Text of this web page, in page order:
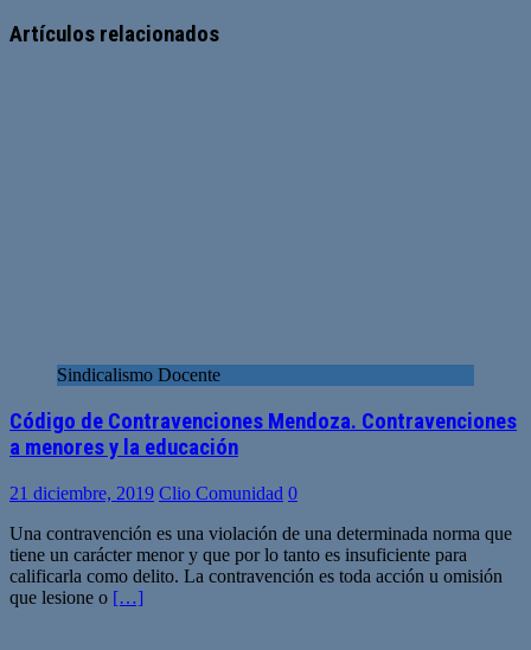
web
Artículos relacionados
Sindicalismo Docente
Código de Contravenciones Mendoza. Contravenciones
a menores y la educación
21 diciembre, 2019 Clio Comunidad 0
Una contravención es una violación de una determinada norma que
tiene un carácter menor y que por lo tanto es insuficiente para
calificarla como delito. La contravención es toda acción u omisión
que lesione o […]